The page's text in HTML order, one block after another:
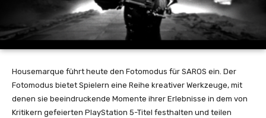
Housemarque führt heute den Fotomodus für SAROS ein. Der
Fotomodus bietet Spielern eine Reihe kreativer Werkzeuge, mit
denen sie beeindruckende Momente ihrer Erlebnisse in dem von
Kritikern gefeierten PlayStation 5-Titel festhalten und teilen